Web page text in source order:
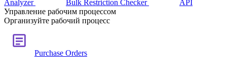
Analyzer Bulk Restriction Checker
API
Управление рабочим процессом
Организуйте рабочий процесс
Purchase Orders